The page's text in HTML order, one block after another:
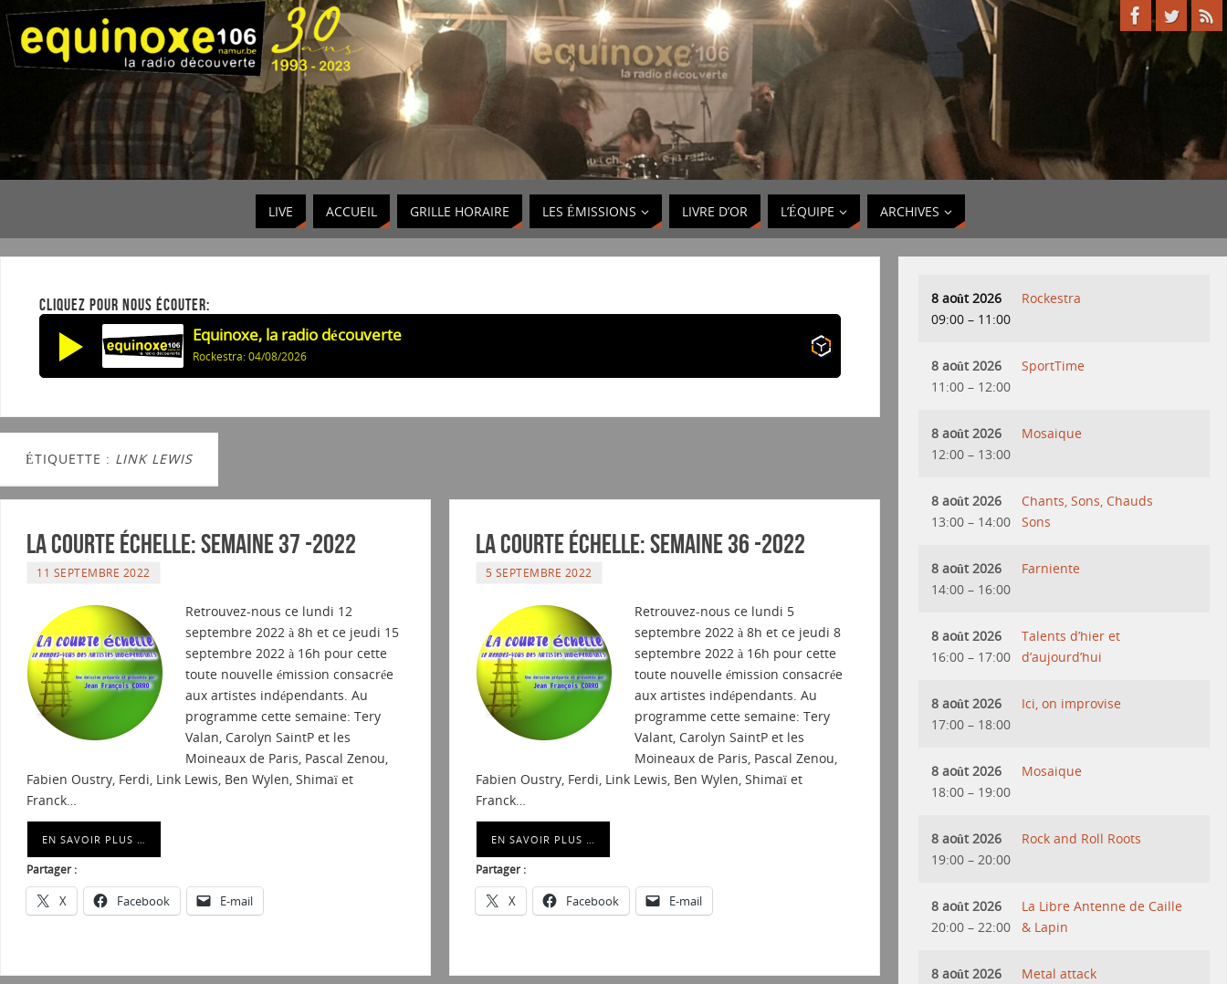
LIVE ACCUEIL GRILLE HORAIRE LES ÉMISSIONS LIVRE D’OR L’ÉQUIPE ARCHIVES
CLIQUEZ POUR NOUS ÉCOUTER:
Equinoxe, la radio découverte
Rockestra: 04/08/2026
ÉTIQUETTE : LINK LEWIS
La courte échelle: semaine 37 -2022
11 SEPTEMBRE 2022
Retrouvez-nous ce lundi 12
septembre 2022 à 8h et ce jeudi 15
septembre 2022 à 16h pour cette
toute nouvelle émission consacrée
aux artistes indépendants. Au
programme cette semaine: Tery
Valan, Carolyn SaintP et les
Moineaux de Paris, Pascal Zenou,
Fabien Oustry, Ferdi, Link Lewis, Ben Wylen, Shimaï et
Franck…
EN SAVOIR PLUS …
Partager :
X Facebook E-mail
La courte échelle: semaine 36 -2022
5 SEPTEMBRE 2022
Retrouvez-nous ce lundi 5
septembre 2022 à 8h et ce jeudi 8
septembre 2022 à 16h pour cette
toute nouvelle émission consacrée
aux artistes indépendants. Au
programme cette semaine: Tery
Valant, Carolyn SaintP et les
Moineaux de Paris, Pascal Zenou,
Fabien Oustry, Ferdi, Link Lewis, Ben Wylen, Shimaï et
Franck…
EN SAVOIR PLUS …
Partager :
X Facebook E-mail
8 août 2026
09:00 – 11:00
Rockestra
8 août 2026
11:00 – 12:00
SportTime
8 août 2026
12:00 – 13:00
Mosaique
8 août 2026
13:00 – 14:00
Chants, Sons, Chauds
Sons
8 août 2026
14:00 – 16:00
Farniente
8 août 2026
16:00 – 17:00
Talents d’hier et
d’aujourd’hui
8 août 2026
17:00 – 18:00
Ici, on improvise
8 août 2026
18:00 – 19:00
Mosaique
8 août 2026
19:00 – 20:00
Rock and Roll Roots
8 août 2026
20:00 – 22:00
La Libre Antenne de Caille
& Lapin
8 août 2026
Metal attack